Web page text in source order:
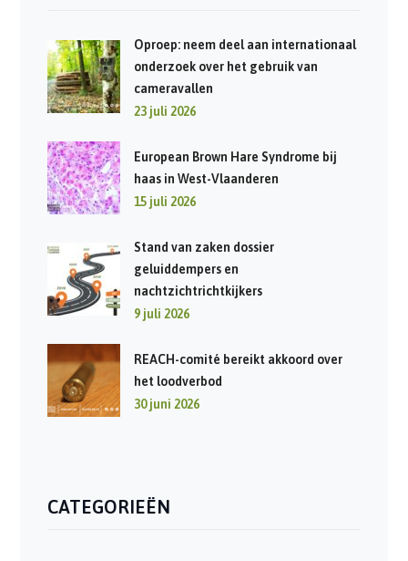
Oproep: neem deel aan internationaal
onderzoek over het gebruik van
cameravallen
23 juli 2026
European Brown Hare Syndrome bij
haas in West-Vlaanderen
15 juli 2026
Stand van zaken dossier
geluiddempers en
nachtzichtrichtkijkers
9 juli 2026
REACH-comité bereikt akkoord over
het loodverbod
30 juni 2026
CATEGORIEËN